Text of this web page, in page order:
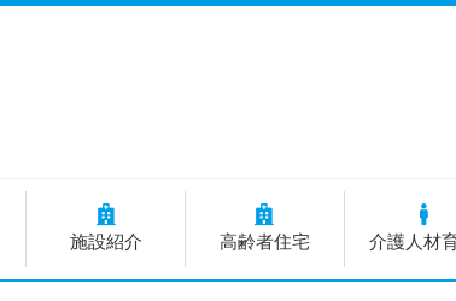
施設紹介 高齢者住宅 介護人材